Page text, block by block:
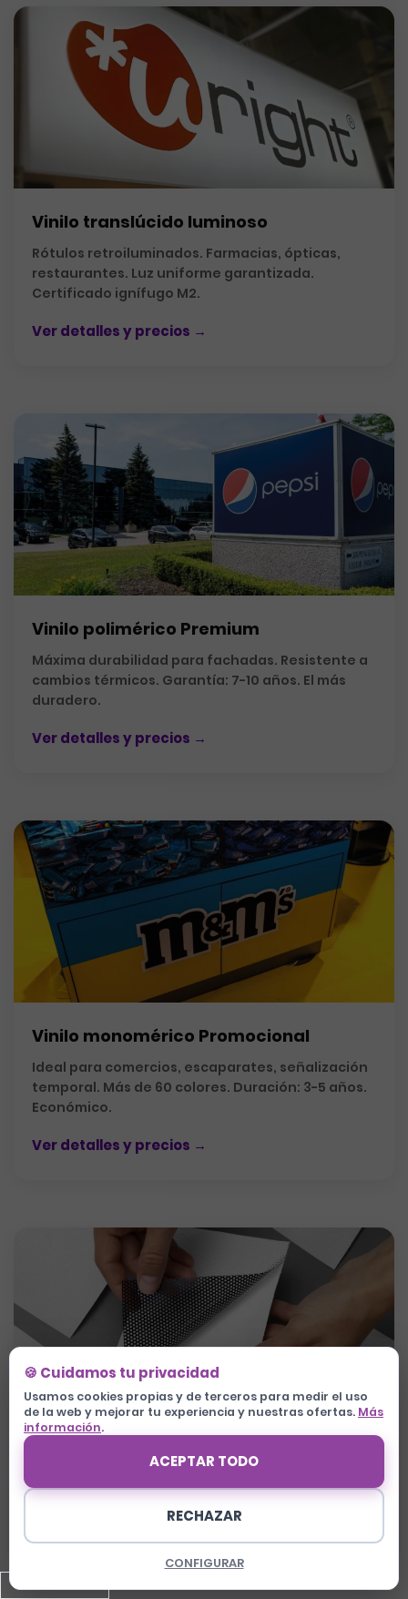
960 624 225
Vinilo translúcido luminoso
Rótulos retroiluminados. Farmacias, ópticas,
restaurantes. Luz uniforme garantizada.
Certificado ignífugo M2.
Ver detalles y precios →
Vinilo polimérico Premium
Máxima durabilidad para fachadas. Resistente a
cambios térmicos. Garantía: 7-10 años. El más
duradero.
Ver detalles y precios →
Vinilo monomérico Promocional
Ideal para comercios, escaparates, señalización
temporal. Más de 60 colores. Duración: 3-5 años.
Económico.
Ver detalles y precios →
Vinilo microperforado
desde dentro, publicidad desde fuera.
Homologado para tráfico.
🍪 Cuidamos tu privacidad
Usamos cookies propias y de terceros para medir el uso
de la web y mejorar tu experiencia y nuestras ofertas. Más
información.
CONFIGURAR
RECHAZAR
ACEPTAR TODO